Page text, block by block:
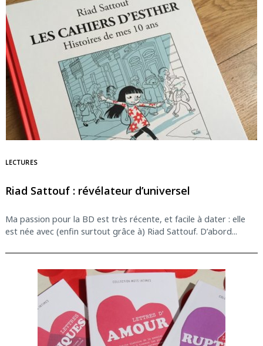
LECTURES
Riad Sattouf : révélateur d’universel
Ma passion pour la BD est très récente, et facile à dater : elle
est née avec (enfin surtout grâce à) Riad Sattouf. D’abord...